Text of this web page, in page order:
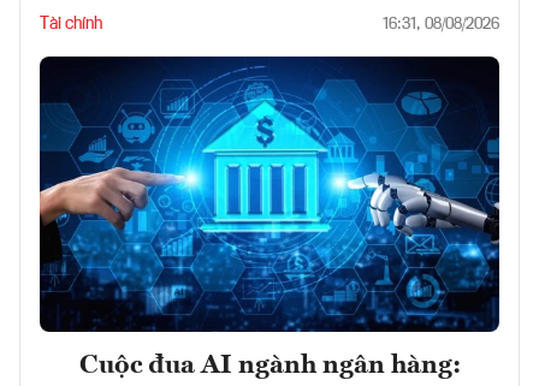
Tài chính 16:31, 08/08/2026
Cuộc đua AI ngành ngân hàng: